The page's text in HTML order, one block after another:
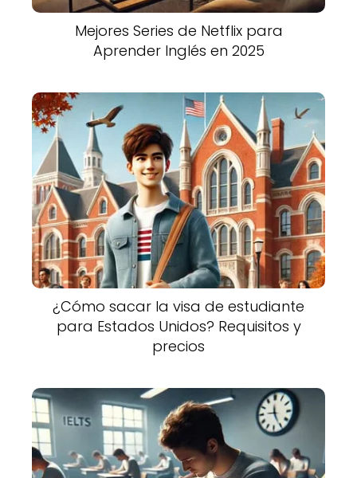
Mejores Series de Netflix para
Aprender Inglés en 2025
¿Cómo sacar la visa de estudiante
para Estados Unidos? Requisitos y
precios